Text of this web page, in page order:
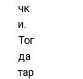
чк
и.
Тог
да
тар